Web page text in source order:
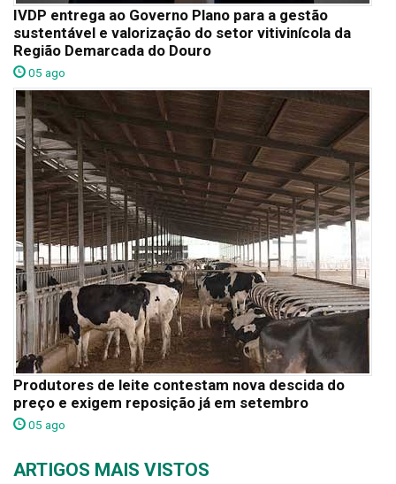
IVDP entrega ao Governo Plano para a gestão
sustentável e valorização do setor vitivinícola da
Região Demarcada do Douro
05 ago
Produtores de leite contestam nova descida do
preço e exigem reposição já em setembro
05 ago
ARTIGOS MAIS VISTOS